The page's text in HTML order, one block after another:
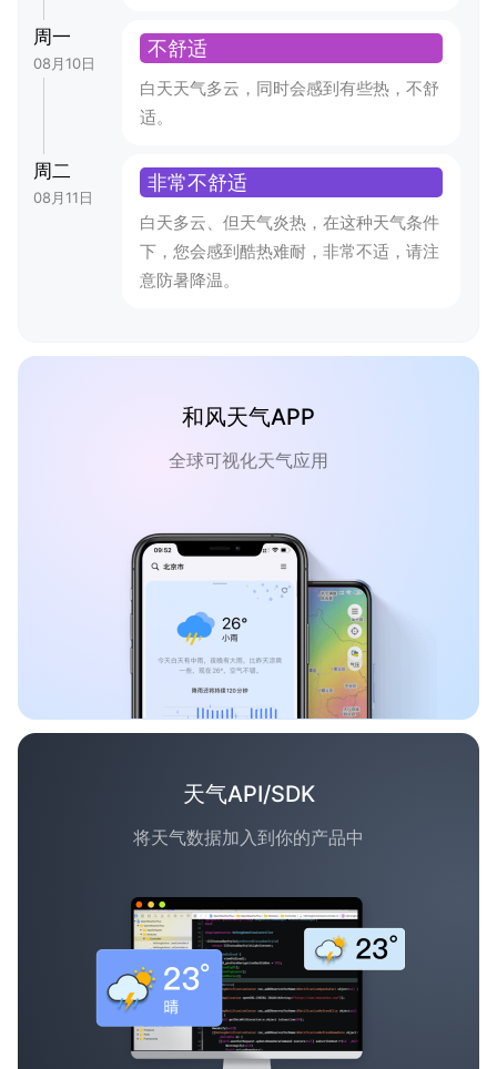
周一
08月10日
不舒适
白天天气多云，同时会感到有些热，不舒
适。
周二
08月11日
非常不舒适
白天多云、但天气炎热，在这种天气条件
下，您会感到酷热难耐，非常不适，请注
意防暑降温。
和风天气APP
全球可视化天气应用
天气API/SDK
将天气数据加入到你的产品中